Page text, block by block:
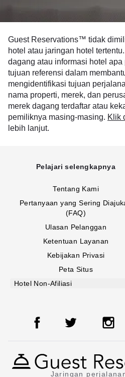
Guest Reservations™ tidak
hotel atau jaringan hotel
dagang atau informasi hotel
tujuan referensi dalam
mengidentifikasi tujuan
nama properti, merek, dan
merek dagang terdaftar atau
pemiliknya masing-masing. Klik
lebih lanjut.
Pelajari selengkapnya
Tentang Kami
Pertanyaan yang Sering
(FAQ)
Ulasan Pelanggan
Ketentuan Layanan
Kebijakan Privasi
Peta Situs
Hotel Non-Afiliasi
Jaringan